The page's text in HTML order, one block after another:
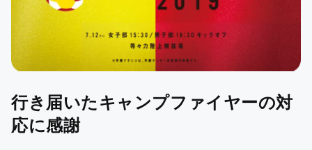
行き届いたキャンプファイヤーの対
応に感謝